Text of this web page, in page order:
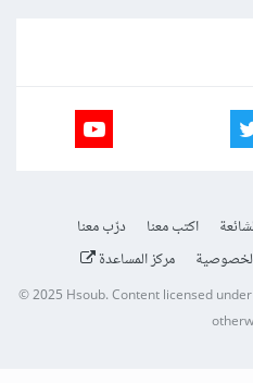
اكتب معنا
درّب معنا
مركز المساعدة
© 2025Hsoub.Content licensed